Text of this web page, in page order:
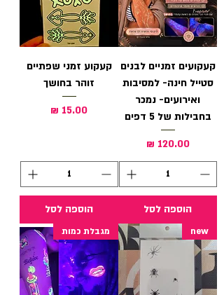
קעקועים זמניים לבנים
סטייל חינה- למסיבות
ואירועים- נמכר
בחבילות של 5 דפים
מחיר‏120.00 ‏₪
הוספה לסל
קעקוע זמני שפתיים
זוהר בחושך
מחיר
הוספה לסל
new מגבלת כמות